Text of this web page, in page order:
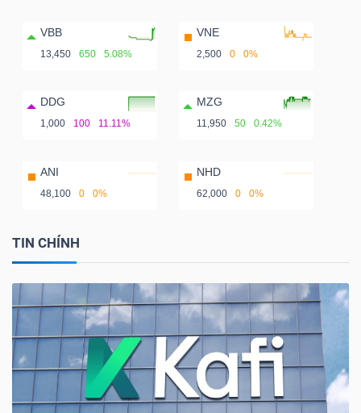
VBB
13,450 650 5.08%
VNE
2,500 0 0%
DDG
1,000 100 11.11%
MZG
11,950 50 0.42%
ANI
48,100 0 0%
NHD
62,000 0 0%
TIN CHÍNH